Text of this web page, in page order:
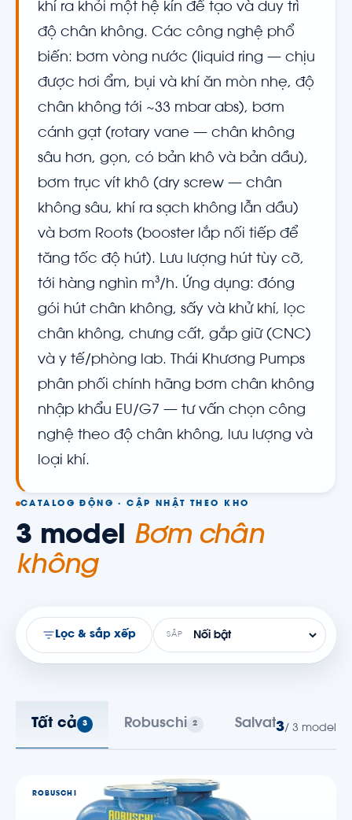
khí ra khỏi một hệ kín để tạo và duy trì
độ chân không. Các công nghệ phổ
biến: bơm vòng nước (liquid ring — chịu
được hơi ẩm, bụi và khí ăn mòn nhẹ, độ
chân không tới ~33 mbar abs), bơm
cánh gạt (rotary vane — chân không
sâu hơn, gọn, có bản khô và bản dầu),
bơm trục vít khô (dry screw — chân
không sâu, khí ra sạch không lẫn dầu)
và bơm Roots (booster lắp nối tiếp để
tăng tốc độ hút). Lưu lượng hút tùy cỡ,
tới hàng nghìn m³/h. Ứng dụng: đóng
gói hút chân không, sấy và khử khí, lọc
chân không, chưng cất, gắp giữ (CNC)
và y tế/phòng lab. Thái Khương Pumps
phân phối chính hãng bơm chân không
nhập khẩu EU/G7 — tư vấn chọn công
nghệ theo độ chân không, lưu lượng và
loại khí.
CATALOG ĐỘNG · CẬP NHẬT THEO KHO
3 model Bơm chân
không
Lọc & sắp xếp SẮP
Tất cả 3 Robuschi 2 Salvatore
3/ 3 model
ROBUSCHI